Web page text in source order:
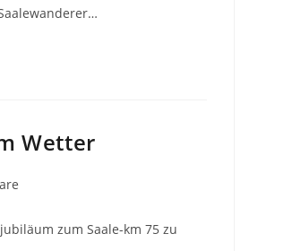
Wetter
zum Saale-km 75 zu